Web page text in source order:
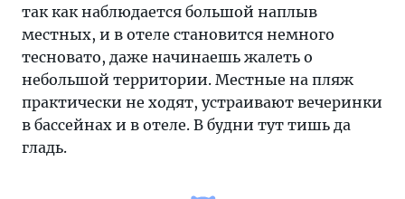
так как наблюдается большой наплыв
местных, и в отеле становится немного
тесновато, даже начинаешь жалеть о
небольшой территории. Местные на пляж
практически не ходят, устраивают вечеринки
в бассейнах и в отеле. В будни тут тишь да
гладь.